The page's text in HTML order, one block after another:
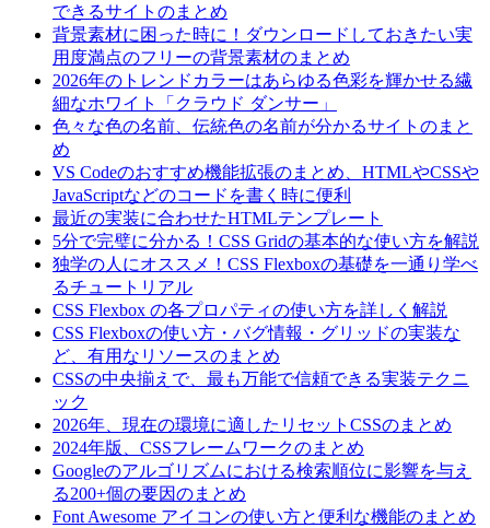
できるサイトのまとめ
背景素材に困った時に！ダウンロードしておきたい実
用度満点のフリーの背景素材のまとめ
2026年のトレンドカラーはあらゆる色彩を輝かせる繊
細なホワイト「クラウド ダンサー」
色々な色の名前、伝統色の名前が分かるサイトのまと
め
VS Codeのおすすめ機能拡張のまとめ、HTMLやCSSや
JavaScriptなどのコードを書く時に便利
最近の実装に合わせたHTMLテンプレート
5分で完璧に分かる！CSS Gridの基本的な使い方を解説
独学の人にオススメ！CSS Flexboxの基礎を一通り学べ
るチュートリアル
CSS Flexbox の各プロパティの使い方を詳しく解説
CSS Flexboxの使い方・バグ情報・グリッドの実装な
ど、有用なリソースのまとめ
CSSの中央揃えで、最も万能で信頼できる実装テクニ
ック
2026年、現在の環境に適したリセットCSSのまとめ
2024年版、CSSフレームワークのまとめ
Googleのアルゴリズムにおける検索順位に影響を与え
る200+個の要因のまとめ
Font Awesome アイコンの使い方と便利な機能のまとめ